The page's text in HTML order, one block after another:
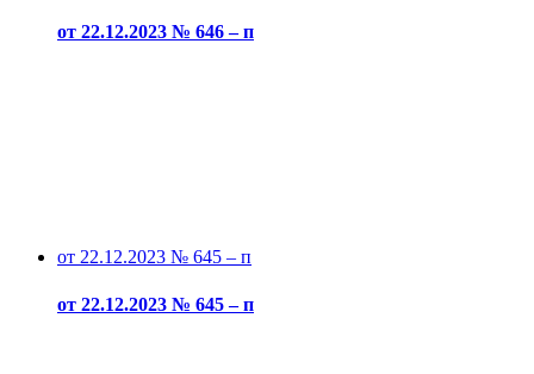
от 22.12.2023 № 646 – п
от 22.12.2023 № 645 – п
от 22.12.2023 № 645 – п